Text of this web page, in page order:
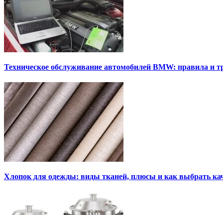
Техническое обслуживание автомобилей BMW: правила и
Хлопок для одежды: виды тканей, плюсы и как выбрать